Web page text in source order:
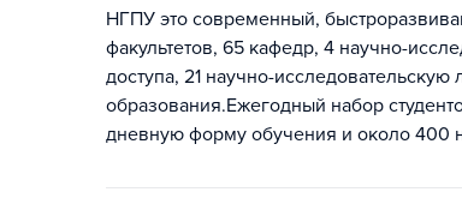
НГПУ это современный,
факультетов, 65 кафедр, 4 научно-
доступа, 21 научно-
образования.Ежегодный набор
дневную форму обучения и около 400